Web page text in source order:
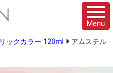
Menu
ックカラー 120ml
アムステル